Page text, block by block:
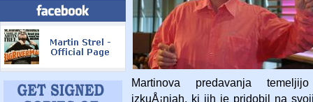
Martinova predavanja
izkuÅ¡njah, ki jih je pridobil na